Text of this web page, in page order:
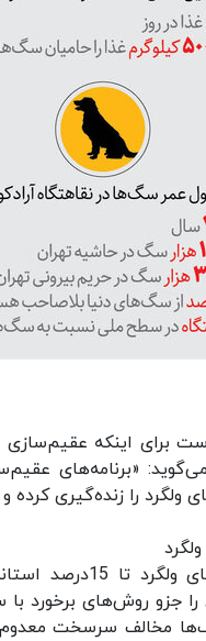
برای اینکه عقیم‌سازی
«برنامه‌های
را زنده‌گیری کرده و
در دنیا
را جزو روش‌های برخورد
مخالف سرسخت